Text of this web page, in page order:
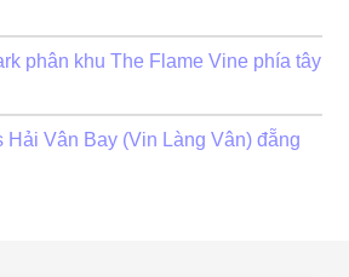
phân khu The Flame Vine phía tây
Hải Vân Bay (Vin Làng Vân) đẵng